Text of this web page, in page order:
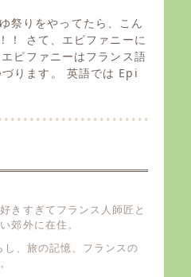
祭りをやってたら、こん
！ さて、エピファニーに
ピファニーはフランス語
ります。 英語では Epi
きすぎてフランス人師匠と
郊外に在住。
、旅の記憶、フランスの